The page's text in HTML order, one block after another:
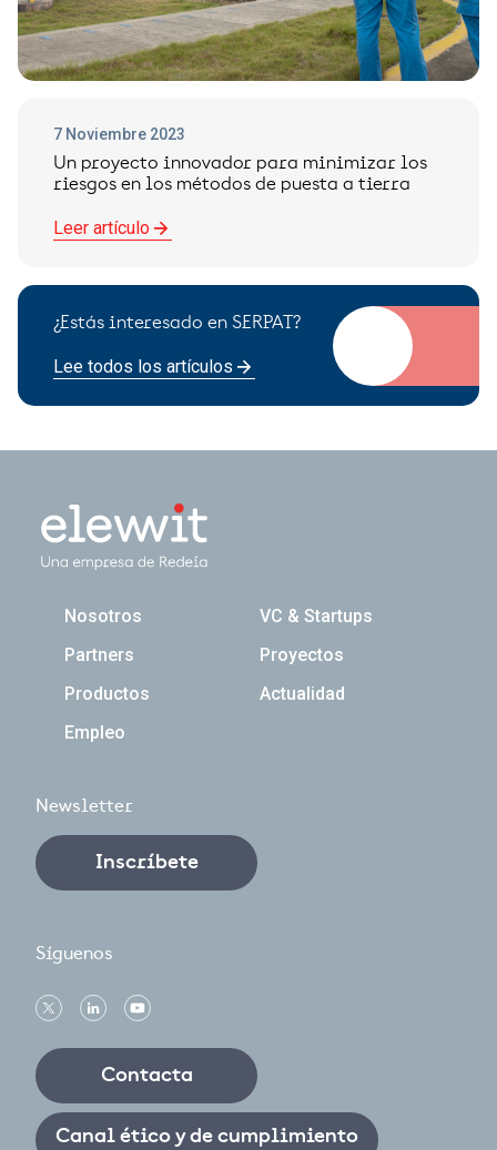
7 Noviembre 2023
Un proyecto innovador para minimizar los
riesgos en los métodos de puesta a tierra
Leer artículo
¿Estás interesado en SERPAT?
Lee todos los artículos
Navegación principal
Nosotros
VC & Startups
Partners
Proyectos
Productos
Actualidad
Empleo
Newsletter
Inscríbete
Síguenos
Contacta
Canal ético y de cumplimiento